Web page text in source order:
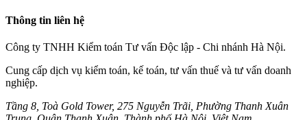
Thông tin liên hệ
Công ty TNHH Kiểm toán Tư vấn Độc lập - Chi nhánh Hà Nội.
Cung cấp dịch vụ kiểm toán, kế toán, tư vấn thuế và tư vấn doanh
nghiệp.
Tầng 8, Toà Gold Tower, 275 Nguyễn Trãi, Phường Thanh Xuân